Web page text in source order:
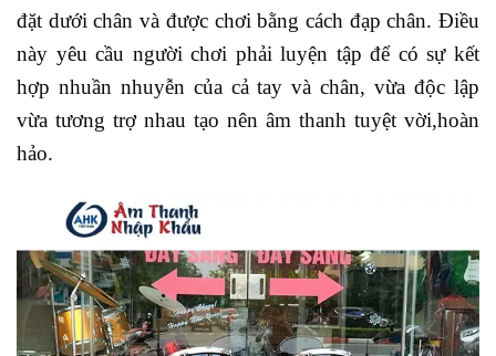
đặt dưới chân và được chơi bằng cách đạp chân. Điều
này yêu cầu người chơi phải luyện tập để có sự kết
hợp nhuần nhuyễn của cả tay và chân, vừa độc lập
vừa tương trợ nhau tạo nên âm thanh tuyệt vời,hoàn
hảo.